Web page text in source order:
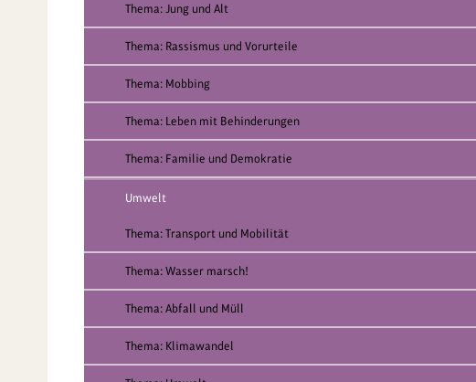
Thema: Jung und Alt
Thema: Rassismus und Vorurteile
Thema: Mobbing
Thema: Leben mit Behinderungen
Thema: Familie und Demokratie
Umwelt
Thema: Transport und Mobilität
Thema: Wasser marsch!
Thema: Abfall und Müll
Thema: Klimawandel